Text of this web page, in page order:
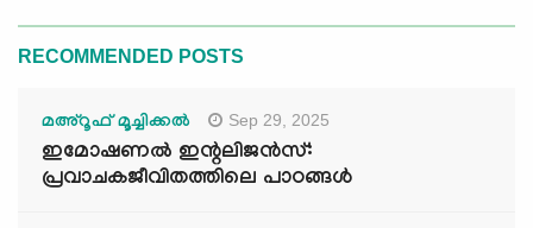
RECOMMENDED POSTS
മഅ്റൂഫ് മൂച്ചിക്കല്‍ Sep 29, 2025
ഇമോഷണൽ ഇന്റലിജൻസ്:
പ്രവാചകജീവിതത്തിലെ പാഠങ്ങൾ